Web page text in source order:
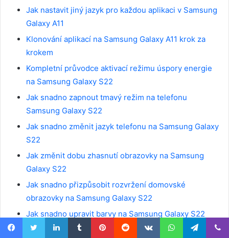
Jak nastavit jiný jazyk pro každou aplikaci v Samsung
Galaxy A11
Klonování aplikací na Samsung Galaxy A11 krok za
krokem
Kompletní průvodce aktivací režimu úspory energie
na Samsung Galaxy S22
Jak snadno zapnout tmavý režim na telefonu
Samsung Galaxy S22
Jak snadno změnit jazyk telefonu na Samsung Galaxy
S22
Jak změnit dobu zhasnutí obrazovky na Samsung
Galaxy S22
Jak snadno přizpůsobit rozvržení domovské
obrazovky na Samsung Galaxy S22
Jak snadno upravit barvy na Samsung Galaxy S22
Nejlepší způsoby, jak krok za krokem aktualizovat